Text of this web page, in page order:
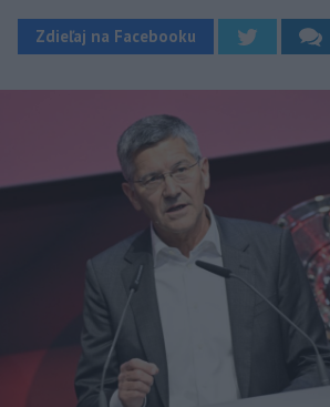
Zdieľaj na Facebooku